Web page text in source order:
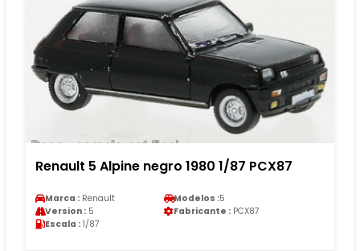
Renault 5 Alpine negro 1980 1/87 PCX87
Marca : Renault Modelos :5
Version : 5 Fabricante : PCX87
Escala : 1/87